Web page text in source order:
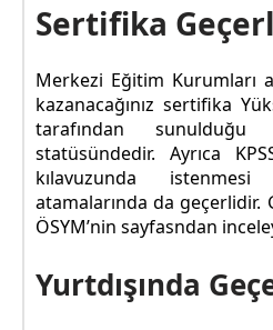
Sertifika
Merkezi Eğitim Kurumları
kazanacağınız sertifika
tarafından
statüsündedir. Ayrıca
kılavuzunda
atamalarında da geçerlidir.
ÖSYM’nin sayfasndan
Yurtdışında